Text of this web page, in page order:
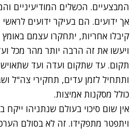
המבצעיים. הכשלים המודיעיניים
אך ידועים. הם בעיקר ידועים
קיבלו אחריות, יתחקרו עצמם באומץ
ויעשו את זה הרבה יותר מהר מכל
תקום. עד שתקום ועדה ועד
ותתחיל לזמן עדים, תחקירי צה"ל
כולל מסקנות אמיצות.
אין שום סיכוי בעולם שנתניהו ייקח
ויתפטר מתפקידו. זה לא בסולם